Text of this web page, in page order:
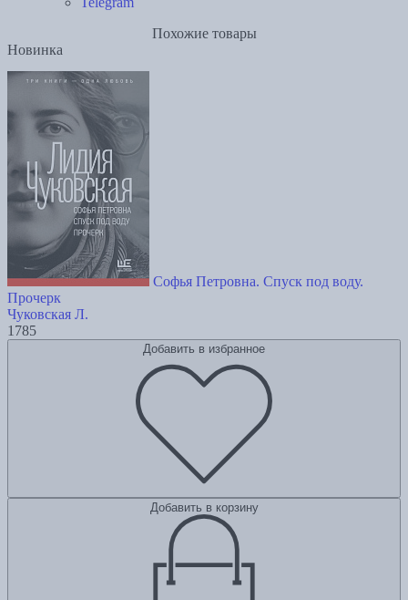
Похожие товары
Новинка
Софья Петровна. Спуск под воду.
Прочерк
Чуковская Л.
1785
Добавить в избранное
Добавить в корзину